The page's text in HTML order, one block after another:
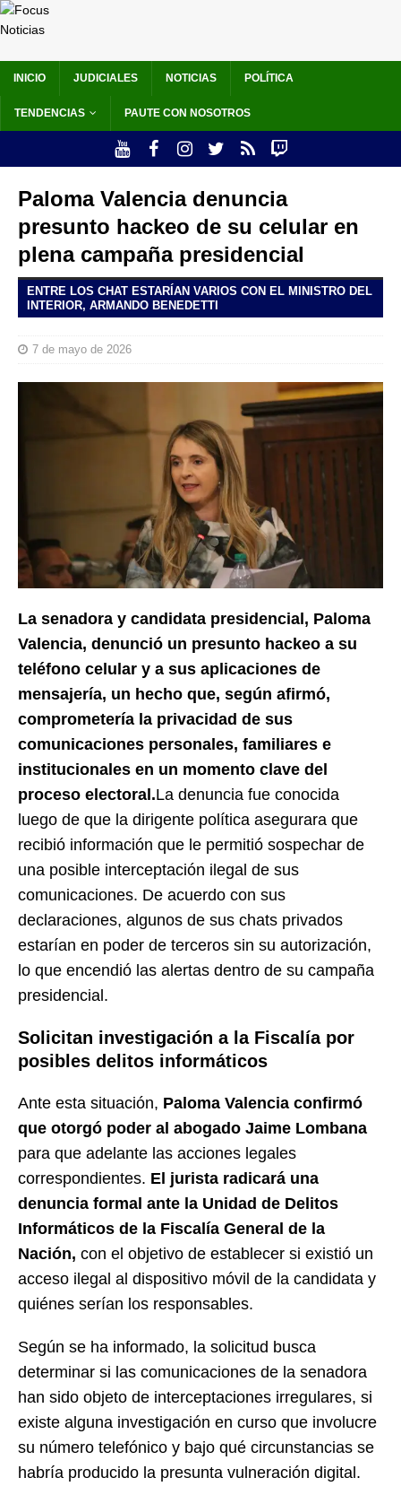
INICIO JUDICIALES NOTICIAS POLÍTICA
TENDENCIAS PAUTE CON NOSOTROS
Paloma Valencia denuncia
presunto hackeo de su celular en
plena campaña presidencial
ENTRE LOS CHAT ESTARÍAN VARIOS CON EL MINISTRO DEL
INTERIOR, ARMANDO BENEDETTI
7 de mayo de 2026
La senadora y candidata presidencial, Paloma
Valencia, denunció un presunto hackeo a su
teléfono celular y a sus aplicaciones de
mensajería, un hecho que, según afirmó,
comprometería la privacidad de sus
comunicaciones personales, familiares e
institucionales en un momento clave del
proceso electoral.La denuncia fue conocida
luego de que la dirigente política asegurara que
recibió información que le permitió sospechar de
una posible interceptación ilegal de sus
comunicaciones. De acuerdo con sus
declaraciones, algunos de sus chats privados
estarían en poder de terceros sin su autorización,
lo que encendió las alertas dentro de su campaña
presidencial.
Solicitan investigación a la Fiscalía por
posibles delitos informáticos
Ante esta situación, Paloma Valencia confirmó
que otorgó poder al abogado Jaime Lombana
para que adelante las acciones legales
correspondientes. El jurista radicará una
denuncia formal ante la Unidad de Delitos
Informáticos de la Fiscalía General de la
Nación, con el objetivo de establecer si existió un
acceso ilegal al dispositivo móvil de la candidata y
quiénes serían los responsables.
Según se ha informado, la solicitud busca
determinar si las comunicaciones de la senadora
han sido objeto de interceptaciones irregulares, si
existe alguna investigación en curso que involucre
su número telefónico y bajo qué circunstancias se
habría producido la presunta vulneración digital.